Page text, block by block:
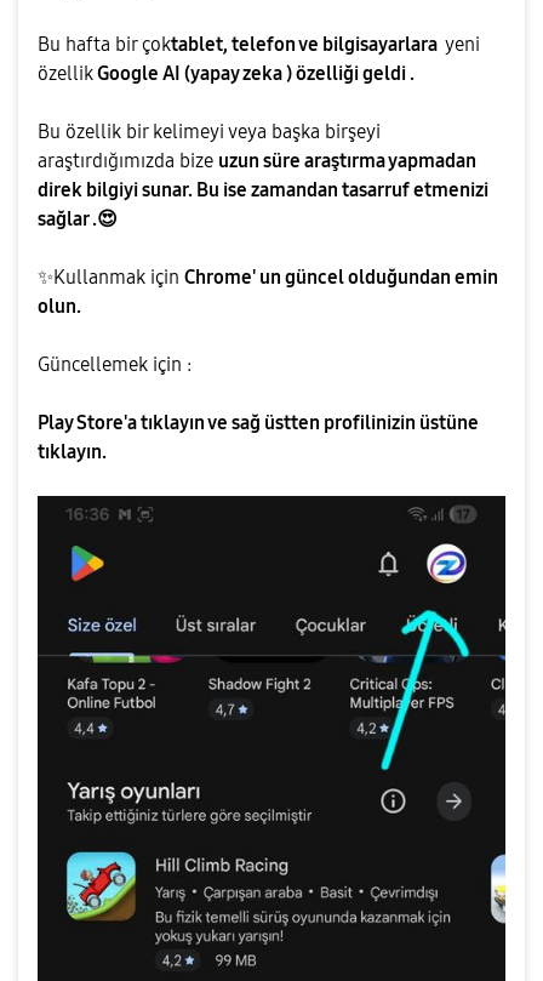
Bu hafta bir çoktablet, telefon ve bilgisayarlara yeni
özellikGoogle AI (yapay zeka ) özelliği geldi .
Bu özellik bir kelimeyi veya başka birşeyi
araştırdığımızda bize uzun süre araştırma yapmadan
direk bilgiyi sunar. Bu ise zamandan tasarruf etmenizi
sağlar .😍
✨️Kullanmak için Chrome' un güncel olduğundan emin
olun.
Güncellemek için :
Play Store'a tıklayın ve sağ üstten profilinizin üstüne
tıklayın.